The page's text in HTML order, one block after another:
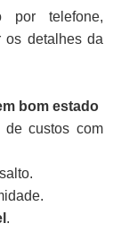
por telefone,
os detalhes da
bom estado
custos com
.